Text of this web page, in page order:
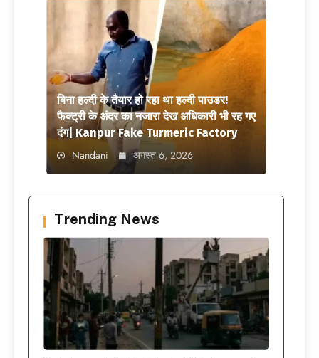
बिना हल्दी के तैयार हो रहा था हल्दी पाउडर!
फैक्ट्री के अंदर का नजारा देख अधिकारी भी रह गए
दंग| Kanpur Fake Turmeric Factory
Nandani अगस्त 6, 2026
Trending News